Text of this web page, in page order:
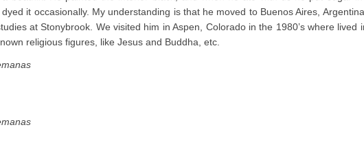
it occasionally. My understanding is that he moved to Buenos Aires,
at Stonybrook. We visited him in Aspen, Colorado in the 1980’s where lived
religious figures, like Jesus and Buddha, etc.